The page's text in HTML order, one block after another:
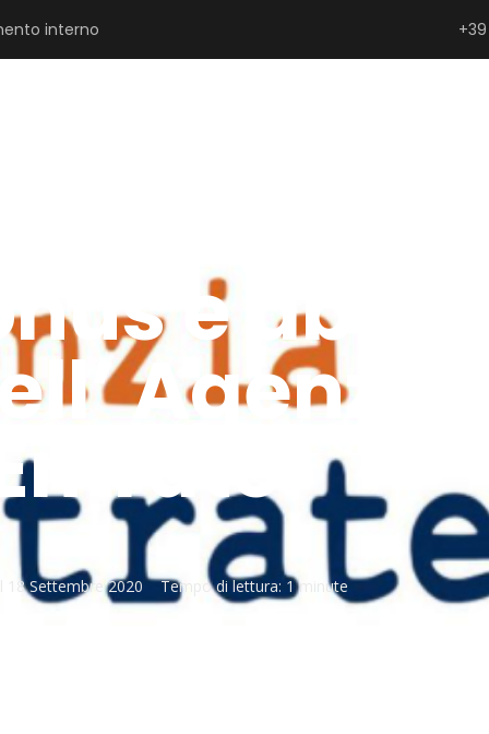
interno
e
18 Settembre 2020 Tempo di lettura: 1 minute